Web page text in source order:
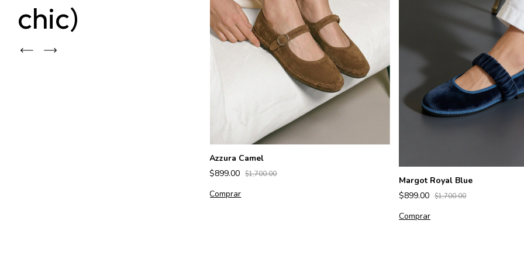
chic)
Azzura Camel
$899.00
$1,700.00
Comprar
Margot Royal Blue
$899.00
$1,700.00
Comprar
Sustentables e
icónicos